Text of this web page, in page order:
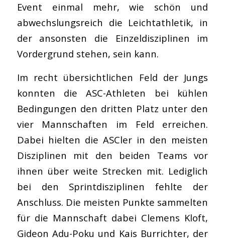
Event einmal mehr, wie schön und
abwechslungsreich die Leichtathletik, in
der ansonsten die Einzeldisziplinen im
Vordergrund stehen, sein kann.
Im recht übersichtlichen Feld der Jungs
konnten die ASC-Athleten bei kühlen
Bedingungen den dritten Platz unter den
vier Mannschaften im Feld erreichen.
Dabei hielten die ASCler in den meisten
Disziplinen mit den beiden Teams vor
ihnen über weite Strecken mit. Lediglich
bei den Sprintdisziplinen fehlte der
Anschluss. Die meisten Punkte sammelten
für die Mannschaft dabei Clemens Kloft,
Gideon Adu-Poku und Kais Burrichter, der